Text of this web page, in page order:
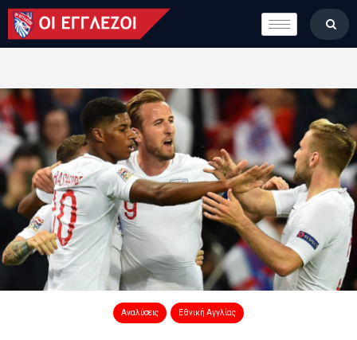
LONDON CALLING
ΚΑΤΗΓΟΡΙΕΣ
ΒΑΘΜΟΛΟΓΙΕΣ
ΟΜΑΔΕΣ
ΠΟΙΟΙ ΕΙΜΑΣΤΕ
Αναλύσεις Εθνική Αγγλίας